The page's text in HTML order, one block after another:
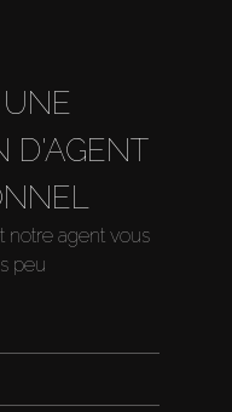
D'AGENT
notre agent vous
peu